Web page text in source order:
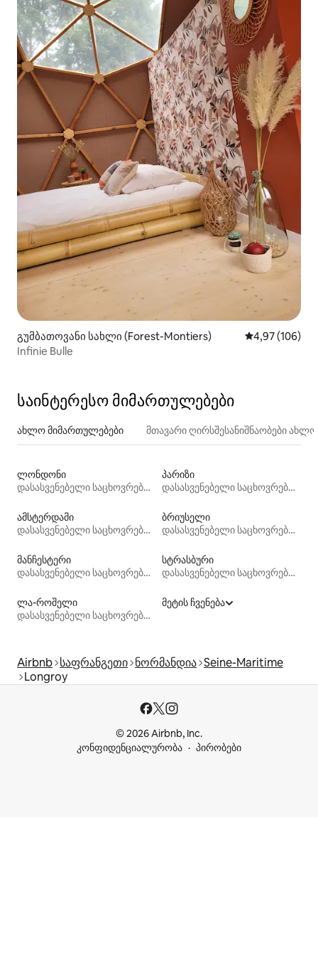
გუმბათოვანი სახლი (Forest-Montiers) საშუალო
4,97 (106)
Infinie Bulle
საინტერესო მიმართულებები
ახლო მიმართულებები მთავარი ღირსშესანიშნაობები
ლონდონი
დასასვენებელი საცხოვრებლები
პარიზი
დასასვენებელი საცხოვრებლები
ამსტერდამი
დასასვენებელი საცხოვრებლები
ბრიუსელი
დასასვენებელი საცხოვრებლები
მანჩესტერი
დასასვენებელი საცხოვრებლები
სტრასბური
დასასვენებელი საცხოვრებლები
ლა-როშელი
დასასვენებელი საცხოვრებლები
მეტის ჩვენება
Airbnb საფრანგეთი ნორმანდია Seine-Maritime
Longroy
© 2026 Airbnb, Inc.
კონფიდენციალურობა
პირობები